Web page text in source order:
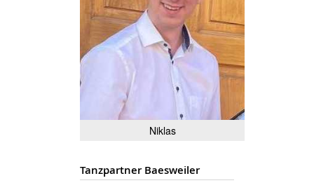
Niklas
Tanzpartner Baesweiler